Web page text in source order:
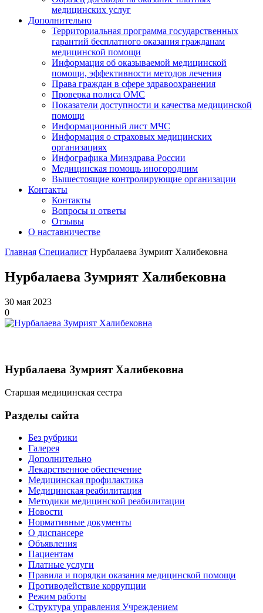
медицинских услуг
Дополнительно
Территориальная программа государственных
гарантий бесплатного оказания гражданам
медицинской помощи
Информация об оказываемой медицинской
помощи, эффективности методов лечения
Права граждан в сфере здравоохранения
Проверка полиса ОМС
Показатели доступности и качества медицинской
помощи
Информационный лист МЧС
Информация о страховых медицинских
организациях
Инфографика Минздрава России
Медицинская помощь иногородним
Вышестоящие контролирующие организации
Контакты
Контакты
Вопросы и ответы
Отзывы
О наставничестве
Главная Специалист Нурбалаева Зумрият Халибековна
Нурбалаева Зумрият Халибековна
30 мая 2023
0
Нурбалаева Зумрият Халибековна
Старшая медицинская сестра
Разделы сайта
Без рубрики
Галерея
Дополнительно
Лекарственное обеспечение
Медицинская профилактика
Медицинская реабилитация
Методики медицинской реабилитации
Новости
Нормативные документы
О диспансере
Объявления
Пациентам
Платные услуги
Правила и порядки оказания медицинской помощи
Противодействие коррупции
Режим работы
Структура управления Учреждением